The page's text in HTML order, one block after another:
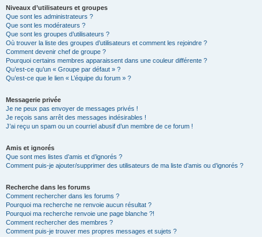
Niveaux d’utilisateurs et groupes
Que sont les administrateurs ?
Que sont les modérateurs ?
Que sont les groupes d’utilisateurs ?
Où trouver la liste des groupes d’utilisateurs et comment les rejoindre ?
Comment devenir chef de groupe ?
Pourquoi certains membres apparaissent dans une couleur différente ?
Qu’est-ce qu’un « Groupe par défaut » ?
Qu’est-ce que le lien « L’équipe du forum » ?
Messagerie privée
Je ne peux pas envoyer de messages privés !
Je reçois sans arrêt des messages indésirables !
J’ai reçu un spam ou un courriel abusif d’un membre de ce forum !
Amis et ignorés
Que sont mes listes d’amis et d’ignorés ?
Comment puis-je ajouter/supprimer des utilisateurs de ma liste d’amis ou d’ignorés ?
Recherche dans les forums
Comment rechercher dans les forums ?
Pourquoi ma recherche ne renvoie aucun résultat ?
Pourquoi ma recherche renvoie une page blanche ?!
Comment rechercher des membres ?
Comment puis-je trouver mes propres messages et sujets ?